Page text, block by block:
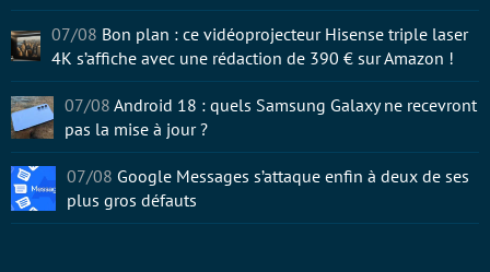
07/08 Bon plan : ce vidéoprojecteur Hisense triple laser
4K s’affiche avec une rédaction de 390 € sur Amazon !
07/08 Android 18 : quels Samsung Galaxy ne recevront
pas la mise à jour ?
07/08 Google Messages s’attaque enfin à deux de ses
plus gros défauts